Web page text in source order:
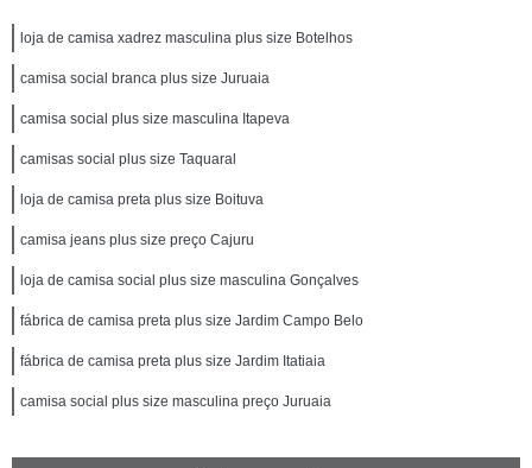
loja de camisa xadrez masculina plus size Botelhos
camisa social branca plus size Juruaia
camisa social plus size masculina Itapeva
camisas social plus size Taquaral
loja de camisa preta plus size Boituva
camisa jeans plus size preço Cajuru
loja de camisa social plus size masculina Gonçalves
fábrica de camisa preta plus size Jardim Campo Belo
fábrica de camisa preta plus size Jardim Itatiaia
camisa social plus size masculina preço Juruaia